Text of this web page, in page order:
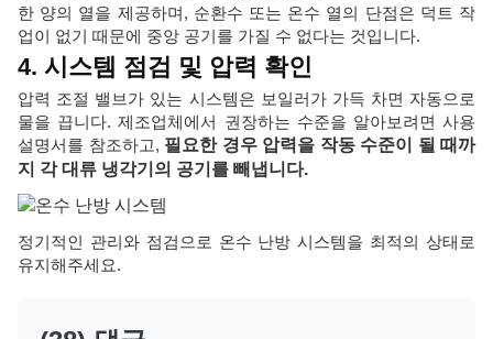
한 양의 열을 제공하며, 순환수 또는 온수 열의 단점은 덕트 작
업이 없기 때문에 중앙 공기를 가질 수 없다는 것입니다.
4. 시스템 점검 및 압력 확인
압력 조절 밸브가 있는 시스템은 보일러가 가득 차면 자동으로
물을 끕니다. 제조업체에서 권장하는 수준을 알아보려면 사용
설명서를 참조하고, 필요한 경우 압력을 작동 수준이 될 때까
지 각 대류 냉각기의 공기를 빼냅니다.
정기적인 관리와 점검으로 온수 난방 시스템을 최적의 상태로
유지해주세요.